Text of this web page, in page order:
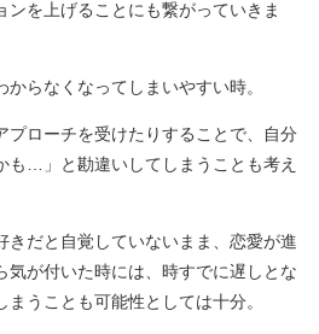
ンを上げることにも繋がっていきま
らなくなってしまいやすい時。
プローチを受けたりすることで、自分
も…」と勘違いしてしまうことも考え
きだと自覚していないまま、恋愛が進
気が付いた時には、時すでに遅しとな
まうことも可能性としては十分。